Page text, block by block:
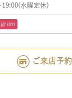
19:00(水曜定休)
ご来店予約